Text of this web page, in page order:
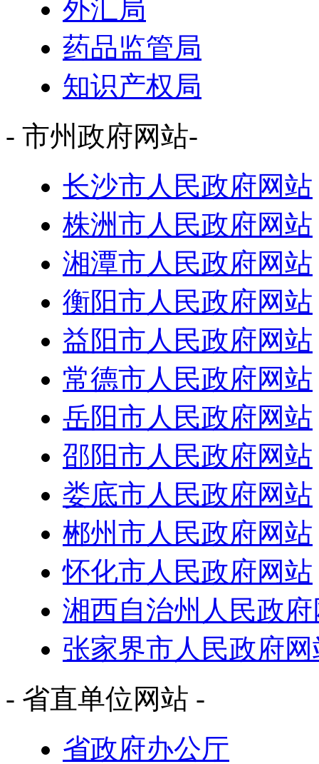
外汇局
药品监管局
知识产权局
- 市州政府网站-
长沙市人民政府网站
株洲市人民政府网站
湘潭市人民政府网站
衡阳市人民政府网站
益阳市人民政府网站
常德市人民政府网站
岳阳市人民政府网站
邵阳市人民政府网站
娄底市人民政府网站
郴州市人民政府网站
怀化市人民政府网站
湘西自治州人民政
张家界市人民政府网
- 省直单位网站 -
省政府办公厅